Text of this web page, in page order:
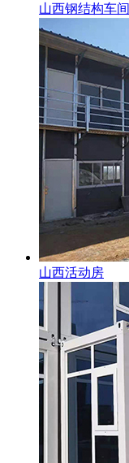
山西钢结构车间
山西活动房